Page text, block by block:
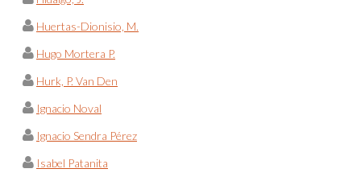
Huertas-Dionisio, M.
Hugo Mortera P.
Hurk, P. Van Den
Ignacio Noval
Ignacio Sendra Pérez
Isabel Patanita